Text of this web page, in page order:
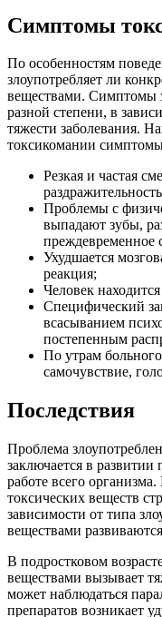
Симптомы
По особенностям
злоупотребляет ли
веществами. Симптомы
разной степени, в
тяжести заболевания.
токсикомании
Резкая и частая
Проблемы с
выпадают зубы,
преждевременное
Ухудшается
реакция;
Человек
Специфический
всасыванием
постепенным
По утрам
самочувствие,
Последствия
Проблема
заключается в
работе всего
токсических веществ
зависимости от типа
веществами
В подростковом
веществами вызывает
может наблюдаться
препаратов возникает